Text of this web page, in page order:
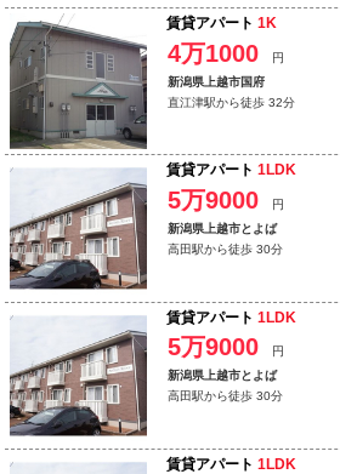
賃貸アパート 1K
4万1000
円
新潟県上越市国府
直江津駅から徒歩 32分
賃貸アパート 1LDK
5万9000
円
新潟県上越市とよば
高田駅から徒歩 30分
賃貸アパート 1LDK
5万9000
円
新潟県上越市とよば
高田駅から徒歩 30分
賃貸アパート 1LDK